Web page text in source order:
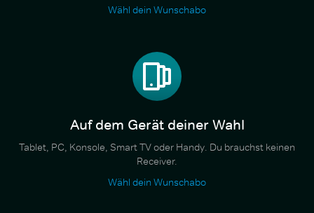
Wähl dein Wunschabo
Auf dem Gerät deiner Wahl
Tablet, PC, Konsole, Smart TV oder Handy. Du brauchst keinen
Receiver.
Wähl dein Wunschabo